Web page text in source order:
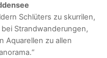
Schlüters zu skurrilen,
Strandwanderungen,
Aquarellen zu allen